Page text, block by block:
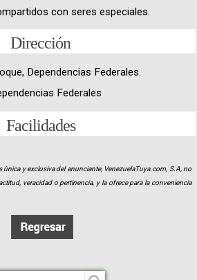
con seres especiales.
Dirección
Dependencias Federales.
Federales
Facilidades
y exclusiva del anunciante, VenezuelaTuya.com, S.A, no
veracidad o pertinencia, y la ofrece para la conveniencia